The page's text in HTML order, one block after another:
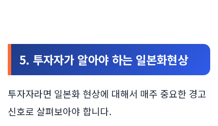
5. 투자자가 알아야 하는 일본화현상
투자자라면 일본화 현상에 대해서 매주 중요한 경고
신호로 살펴보아야 합니다.